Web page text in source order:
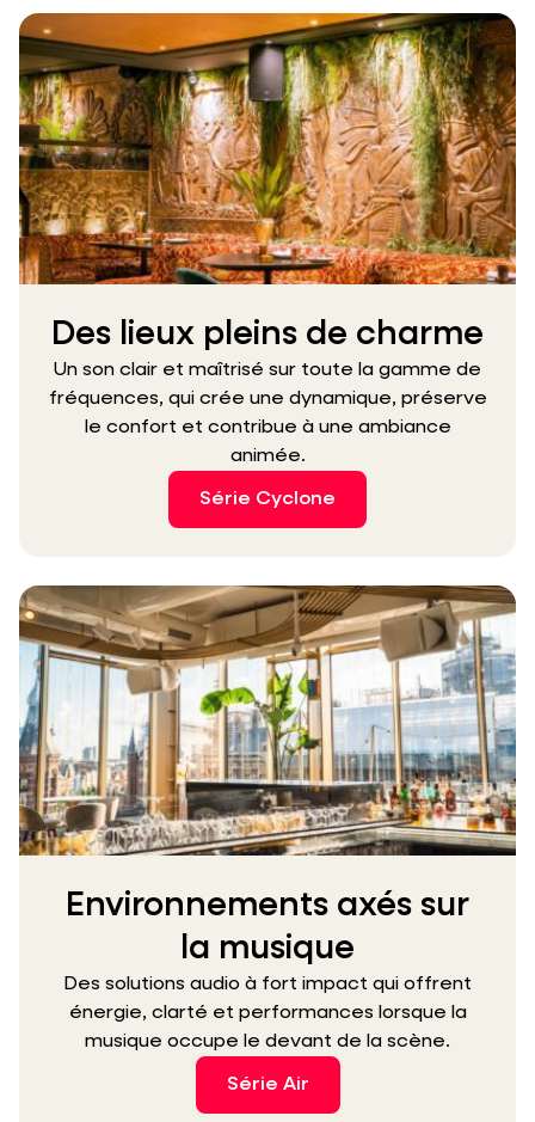
Des lieux pleins de charme
Un son clair et maîtrisé sur toute la gamme de
fréquences, qui crée une dynamique, préserve
le confort et contribue à une ambiance
animée.
Série Cyclone
Environnements axés sur
la musique
Des solutions audio à fort impact qui offrent
énergie, clarté et performances lorsque la
musique occupe le devant de la scène.
Série Air